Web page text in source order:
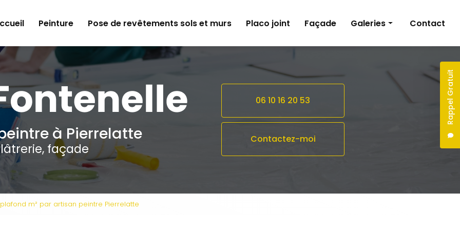
Rappel Gratuit
Peinture Pose de revêtements sols et murs Placo joint Façade Galeries
Pose de revêtements sols et murs
Contact
à Pierrelatte
façade
06 10 16 20 53
Contactez-moi
m² par artisan peintre Pierrelatte